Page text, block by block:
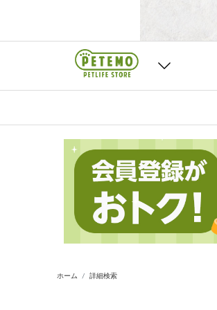
ホーム 詳細検索